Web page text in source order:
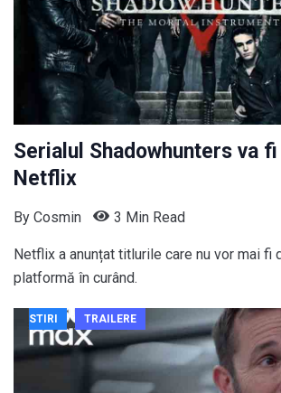
Serialul Shadowhunters va
Netflix
By Cosmin 3 Min Read
Netflix a anunțat titlurile care nu vor mai fi
platformă în curând.
STIRI TRAILERE